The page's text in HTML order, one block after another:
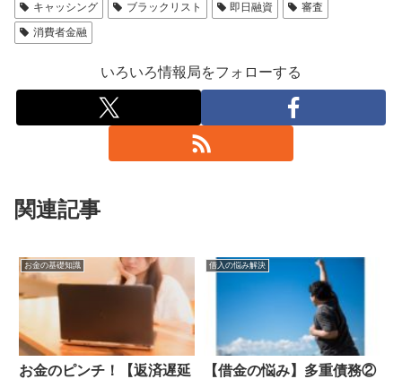
キャッシング
ブラックリスト 即日融資
審査
消費者金融
いろいろ情報局をフォローする
関連記事
お金の基礎知識
お金のピンチ！【返済遅延
借入の悩み解決
【借金の悩み】多重債務②